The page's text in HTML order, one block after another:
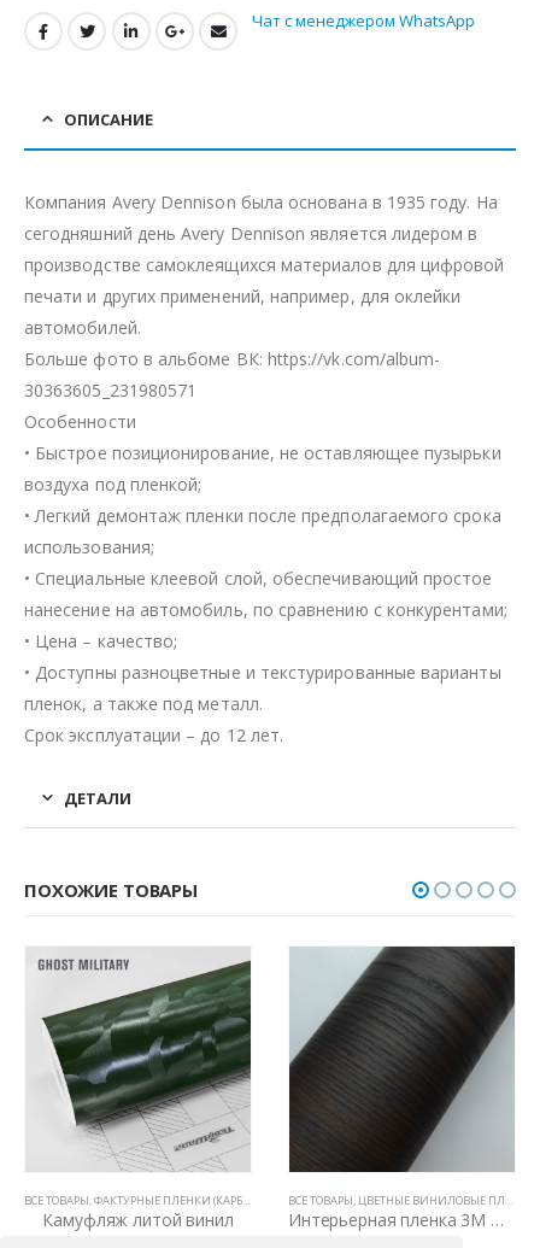
Чат с менеджером WhatsApp
ОПИСАНИЕ
Компания Avery Dennison была основана в 1935 году. На
сегодняшний день Avery Dennison является лидером в
производстве самоклеящихся материалов для цифровой
печати и других применений, например, для оклейки
автомобилей.
Больше фото в альбоме ВК: https://vk.com/album-
30363605_231980571
Особенности
• Быстрое позиционирование, не оставляющее пузырьки
воздуха под пленкой;
• Легкий демонтаж пленки после предполагаемого срока
использования;
• Специальные клеевой слой, обеспечивающий простое
нанесение на автомобиль, по сравнению с конкурентами;
• Цена – качество;
• Доступны разноцветные и текстурированные варианты
пленок, а также под металл.
Срок эксплуатации – до 12 лет.
ДЕТАЛИ
ПОХОЖИЕ ТОВАРЫ
,ЦВЕТНЫЕ ВИНИЛОВЫЕ ПЛЕНКИ
ВСЕ ТОВАРЫ,ФАКТУРНЫЕ ПЛЕНКИ (КАРБОН, КАМУФЛЯЖ, ЦАРАПАННЫЙ МЕТАЛЛ) ,ЦВЕТНЫЕ
Камуфляж литой винил
ВСЕ ТОВАРЫ, ЦВЕТНЫЕ ВИНИЛОВЫЕ ПЛЕНКИ
Интерьерная пленка 3М DI – NOC WG 156